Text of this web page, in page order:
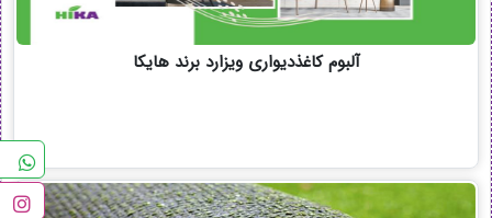
آلبوم کاغذدیواری ویزارد برند هایکا